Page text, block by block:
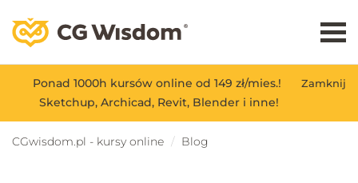
Zamknij
Ponad 1000h kursów online od 149 zł/mies.!
Sketchup, Archicad, Revit, Blender i inne!
CGwisdom.pl - kursy online Blog